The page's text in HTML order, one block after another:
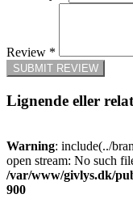
Review *
SUBMIT REVIEW
Lignende eller
Warning: include(../
open stream: No such
/var/www/givlys.dk/
900